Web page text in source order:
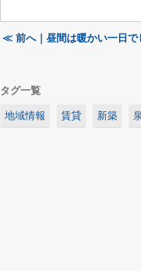
≪ 前へ｜昼間は暖かい一日で
タグ一覧
地域情報 賃貸 新築